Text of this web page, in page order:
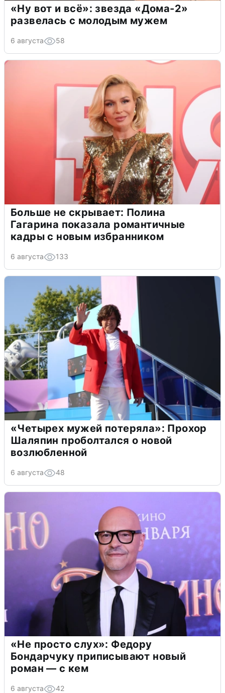
«Ну вот и всё»: звезда «Дома-2»
развелась с молодым мужем
6 августа 58
Больше не скрывает: Полина
Гагарина показала романтичные
кадры с новым избранником
6 августа 133
«Четырех мужей потеряла»: Прохор
Шаляпин проболтался о новой
возлюбленной
6 августа 48
«Не просто слух»: Федору
Бондарчуку приписывают новый
роман — с кем
6 августа 42